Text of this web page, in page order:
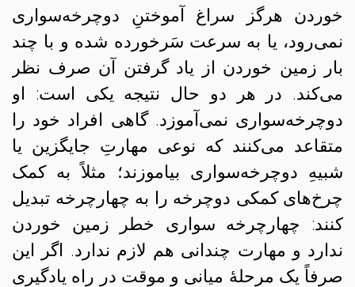
خوردن هرگز سراغ آموختنِ دوچرخه‌سواری
نمی‌رود، یا به سرعت سَرخورده شده و با چند
بار زمین خوردن از یاد گرفتن آن صرف نظر
می‌کند. در هر دو حال نتیجه یکی است: او
دوچرخه‌سواری نمی‌آموزد. گاهی افراد خود را
متقاعد می‌کنند که نوعی مهارتِ جایگزین یا
شبیهِ دوچرخه‌سواری بیاموزند؛ مثلاً به کمک
چرخ‌های کمکی دوچرخه را به چهارچرخه تبدیل
کنند: چهارچرخه‌ سواری خطر زمین خوردن
ندارد و مهارت چندانی هم لازم ندارد. اگر این
صرفاً یک مرحلهٔ میانی و موقت در راه یادگیری